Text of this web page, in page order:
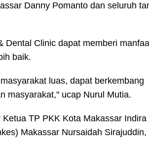
Danny Pomanto dan seluruh
Dental Clinic dapat memberi
baik.
luas, dapat berkembang
masyarakat," ucap Nurul Mutia.
TP PKK Kota Makassar Indira
Makassar Nursaidah Sirajuddin,